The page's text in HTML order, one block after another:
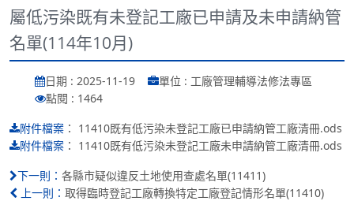
屬低污染既有未登記工廠已申請及未申請納管
名單(114年10月)
日期 : 2025-11-19
單位 : 工廠管理輔導法修法專區
點閱 : 1464
附件檔案 ： 11410既有低污染未登記工廠已申請納管工廠清冊.ods
附件檔案 ： 11410既有低污染未登記工廠未申請納管工廠清冊.ods
下一則： 各縣市疑似違反土地使用查處名單(11411)
上一則： 取得臨時登記工廠轉換特定工廠登記情形名單(11410)